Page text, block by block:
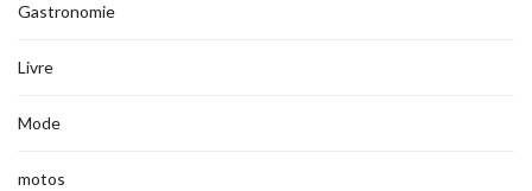
Gastronomie
Livre
Mode
motos